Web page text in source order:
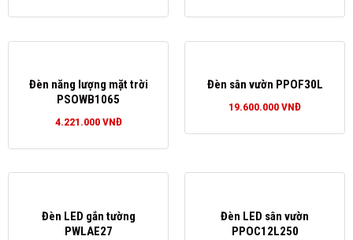
Đèn năng lượng mặt trời
PSOWB1065
4.221.000VNĐ
Đèn sân vườn PPOF30L
19.600.000VNĐ
Đèn LED gắn tường
PWLAE27
Đèn LED sân vườn
PPOC12L250